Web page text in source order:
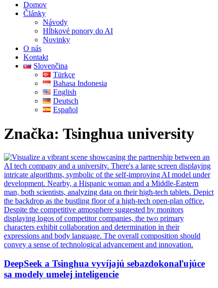
Domov
Články
Návody
Hĺbkové ponory do AI
Novinky
O nás
Kontakt
Slovenčina
Türkçe
Bahasa Indonesia
English
Deutsch
Español
Značka: Tsinghua university
DeepSeek a Tsinghua vyvíjajú sebazdokonaľujúce
sa modely umelej inteligencie